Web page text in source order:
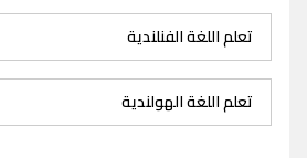
تعلم اللغة الفنلندية
تعلم اللغة الهولندية